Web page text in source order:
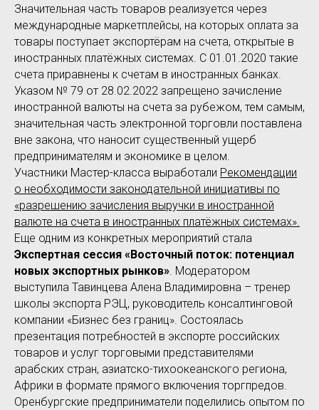
Значительная часть товаров реализуется через
международные маркетплейсы, на которых оплата за
товары поступает экспортёрам на счета, открытые в
иностранных платёжных системах. С 01.01.2020 такие
счета приравнены к счетам в иностранных банках.
Указом № 79 от 28.02.2022 запрещено зачисление
иностранной валюты на счета за рубежом, тем самым,
значительная часть электронной торговли поставлена
вне закона, что наносит существенный ущерб
предпринимателям и экономике в целом.
Участники Мастер-класса выработали Рекомендации
о необходимости законодательной инициативы по
«разрешению зачисления выручки в иностранной
валюте на счета в иностранных платёжных системах».
Еще одним из конкретных мероприятий стала
Экспертная сессия «Восточный поток: потенциал
новых экспортных рынков» . Модератором
выступила Тавинцева Алена Владимировна – тренер
школы экспорта РЭЦ, руководитель консалтинговой
компании «Бизнес без границ». Состоялась
презентация потребностей в экспорте российских
товаров и услуг торговыми представителями
арабских стран, азиатско-тихоокеанского региона,
Африки в формате прямого включения торгпредов.
Оренбургские предприниматели поделились опытом по